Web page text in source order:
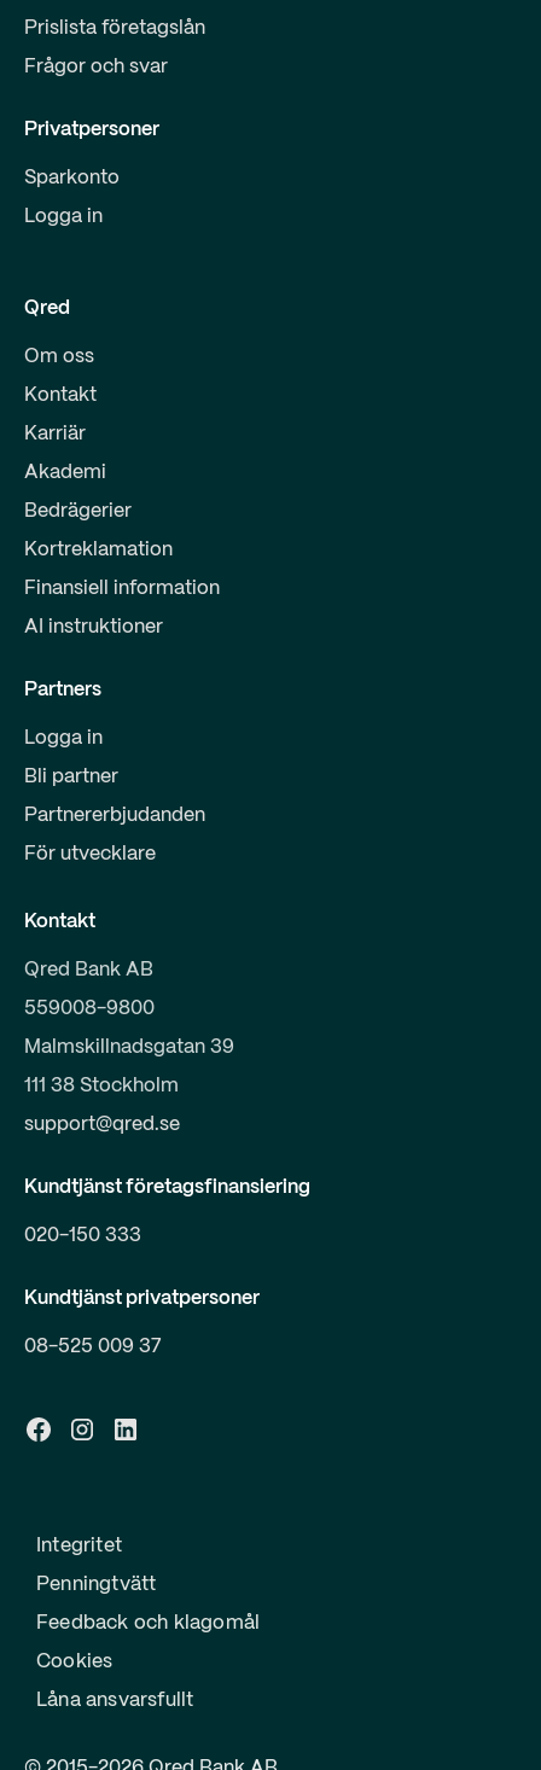
Prislista företagslån
Frågor och svar
Privatpersoner
Sparkonto
Logga in
Qred
Om oss
Kontakt
Karriär
Akademi
Bedrägerier
Kortreklamation
Finansiell information
AI instruktioner
Partners
Logga in
Bli partner
Partnererbjudanden
För utvecklare
Kontakt
Qred Bank AB
559008-9800
Malmskillnadsgatan 39
111 38 Stockholm
support@qred.se
Kundtjänst företagsfinansiering
020-150 333
Kundtjänst privatpersoner
08-525 009 37
Integritet
Penningtvätt
Feedback och klagomål
Cookies
Låna ansvarsfullt